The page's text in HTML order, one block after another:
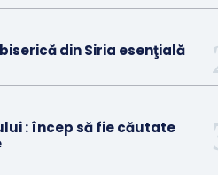
din Siria esenţială
: încep să fie căutate